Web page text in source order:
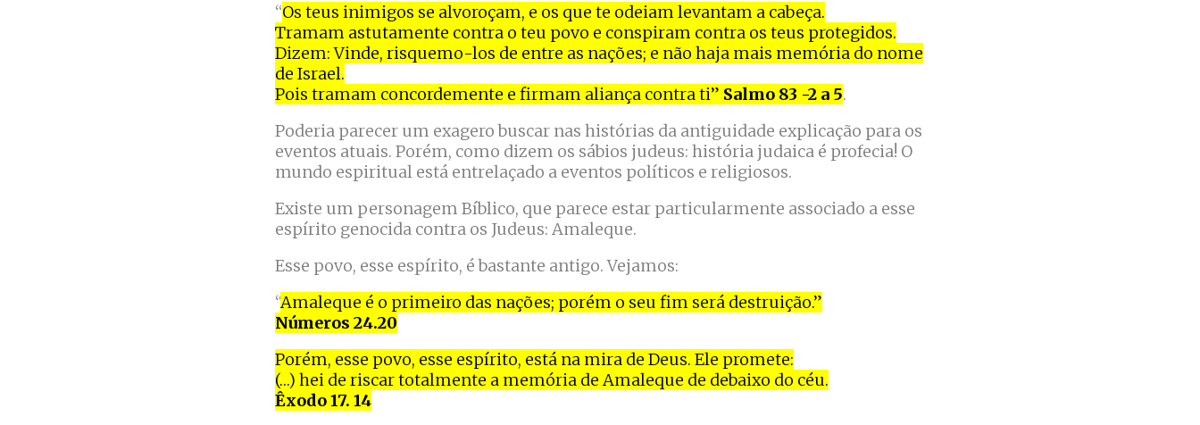
“Os teus inimigos se alvoroçam, e os que te odeiam levantam a cabeça.
Tramam astutamente contra o teu povo e conspiram contra os teus protegidos.
Dizem: Vinde, risquemo-los de entre as nações; e não haja mais memória do nome
de Israel.
Pois tramam concordemente e firmam aliança contra ti” Salmo 83 -2 a 5.
Poderia parecer um exagero buscar nas histórias da antiguidade explicação para os
eventos atuais. Porém, como dizem os sábios judeus: história judaica é profecia! O
mundo espiritual está entrelaçado a eventos políticos e religiosos.
Existe um personagem Bíblico, que parece estar particularmente associado a esse
espírito genocida contra os Judeus: Amaleque.
Esse povo, esse espírito, é bastante antigo. Vejamos:
“Amaleque é o primeiro das nações; porém o seu fim será destruição.”
Números 24.20
Porém, esse povo, esse espírito, está na mira de Deus. Ele promete:
(…) hei de riscar totalmente a memória de Amaleque de debaixo do céu.
Êxodo 17. 14